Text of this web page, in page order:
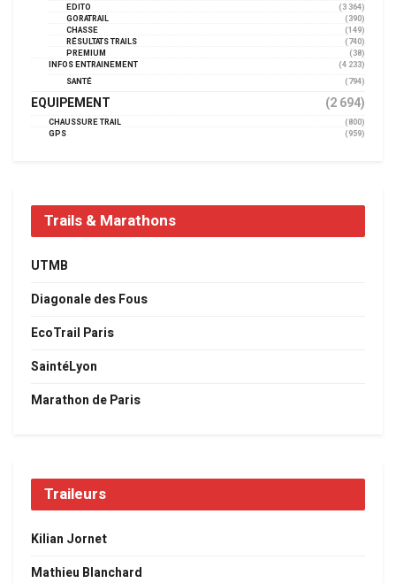
EDITO
(3 364)
GORATRAIL
(390)
CHASSE
(149)
RÉSULTATS TRAILS
(740)
PREMIUM
(38)
INFOS ENTRAINEMENT
(4 233)
SANTÉ
(794)
EQUIPEMENT (2 694)
CHAUSSURE TRAIL
(800)
GPS
(959)
Trails & Marathons
UTMB
Diagonale des Fous
EcoTrail Paris
SaintéLyon
Marathon de Paris
Traileurs
Kilian Jornet
Mathieu Blanchard